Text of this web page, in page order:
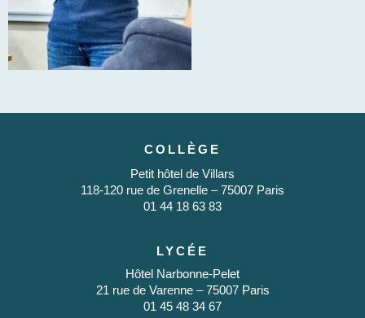
COLLÈGE
Petit hôtel de Villars
118-120 rue de Grenelle – 75007 Paris
01 44 18 63 83
LYCÉE
Hôtel Narbonne-Pelet
21 rue de Varenne – 75007 Paris
01 45 48 34 67